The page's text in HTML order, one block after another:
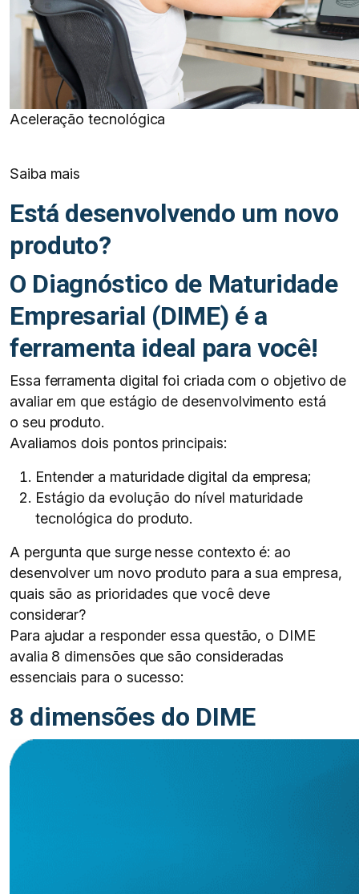
Aceleração tecnológica
Saiba mais
Está desenvolvendo um novo
produto?​
O Diagnóstico de Maturidade
Empresarial (DIME) é a
ferramenta ideal para você!
Essa ferramenta digital foi criada com o objetivo de
avaliar em que estágio de desenvolvimento está
o seu produto.
Avaliamos dois pontos principais:
Entender a maturidade digital da empresa;
Estágio da evolução do nível maturidade
tecnológica do produto.
A pergunta que surge nesse contexto é: ao
desenvolver um novo produto para a sua empresa,
quais são as prioridades que você deve
considerar?
Para ajudar a responder essa questão, o DIME
avalia 8 dimensões que são consideradas
essenciais para o sucesso:
8 dimensões do DIME